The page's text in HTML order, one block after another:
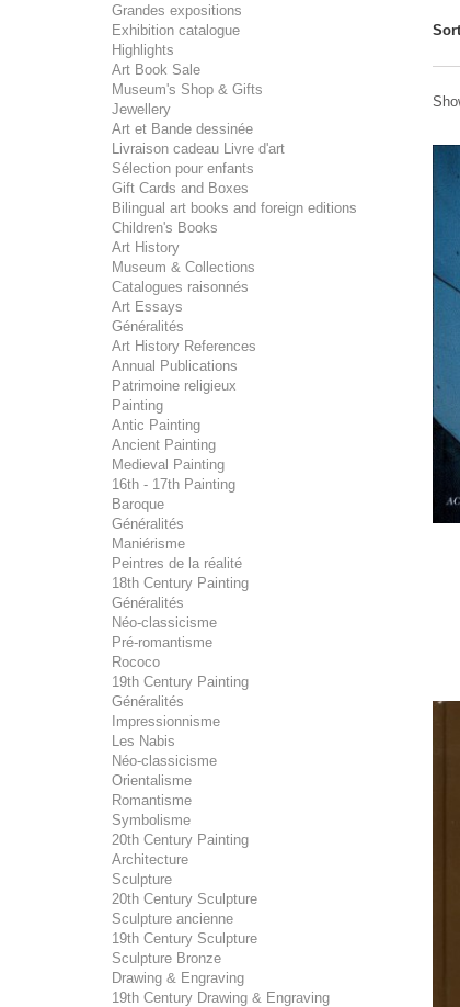
Grandes expositions
Exhibition catalogue
Highlights
Art Book Sale
Museum's Shop & Gifts
Jewellery
Art et Bande dessinée
Livraison cadeau Livre d'art
Sélection pour enfants
Gift Cards and Boxes
Bilingual art books and foreign editions
Children's Books
Art History
Museum & Collections
Catalogues raisonnés
Art Essays
Généralités
Art History References
Annual Publications
Patrimoine religieux
Painting
Antic Painting
Ancient Painting
Medieval Painting
16th - 17th Painting
Baroque
Généralités
Maniérisme
Peintres de la réalité
18th Century Painting
Généralités
Néo-classicisme
Pré-romantisme
Rococo
19th Century Painting
Généralités
Impressionnisme
Les Nabis
Néo-classicisme
Orientalisme
Romantisme
Symbolisme
20th Century Painting
Architecture
Sculpture
20th Century Sculpture
Sculpture ancienne
19th Century Sculpture
Sculpture Bronze
Drawing & Engraving
19th Century Drawing & Engraving